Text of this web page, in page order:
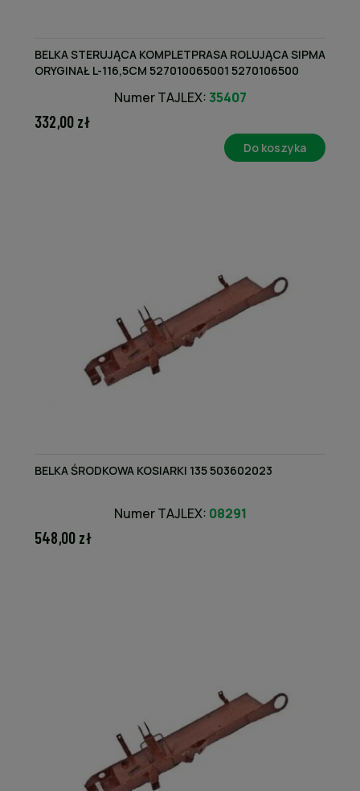
BELKA STERUJĄCA KOMPLETPRASA ROLUJĄCA SIPMA
ORYGINAŁ L-116,5CM 527010065001 5270106500
Numer TAJLEX:35407
332,00 zł
Do koszyka
BELKA ŚRODKOWA KOSIARKI 135 503602023
Numer TAJLEX: 08291
548,00 zł